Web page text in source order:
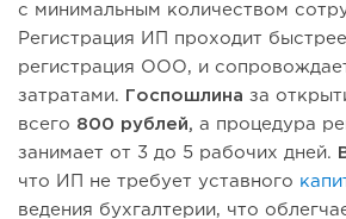
с минимальным количеством
Регистрация ИП проходит
регистрация ООО, и
затратами.
Госпошлина за
всего 800 рублей, а процедура
занимает от 3 до 5 рабочих дней.
что ИП не требует уставного
ведения бухгалтерии, что